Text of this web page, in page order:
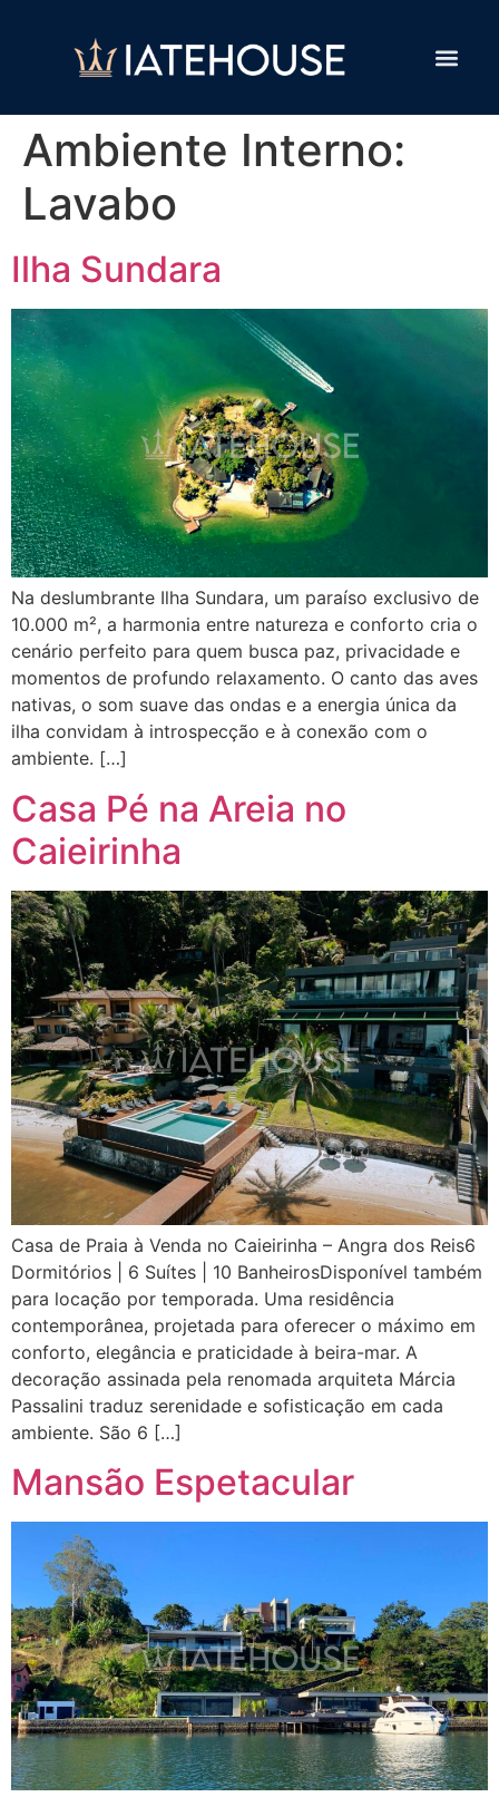
Ambiente Interno:
Lavabo
Ilha Sundara
Na deslumbrante Ilha Sundara, um paraíso exclusivo de
10.000 m², a harmonia entre natureza e conforto cria o
cenário perfeito para quem busca paz, privacidade e
momentos de profundo relaxamento. O canto das aves
nativas, o som suave das ondas e a energia única da
ilha convidam à introspecção e à conexão com o
ambiente. […]
Casa Pé na Areia no
Caieirinha
Casa de Praia à Venda no Caieirinha – Angra dos Reis6
Dormitórios | 6 Suítes | 10 BanheirosDisponível também
para locação por temporada. Uma residência
contemporânea, projetada para oferecer o máximo em
conforto, elegância e praticidade à beira-mar. A
decoração assinada pela renomada arquiteta Márcia
Passalini traduz serenidade e sofisticação em cada
ambiente. São 6 […]
Mansão Espetacular